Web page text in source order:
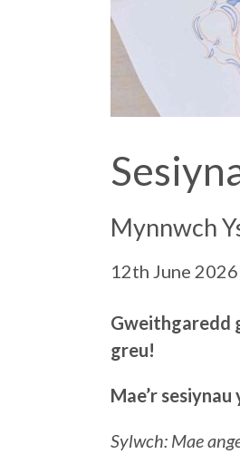
Mynnwch
12th June
Gweithgaredd
greu!
Mae’r
Sylwch: Mae